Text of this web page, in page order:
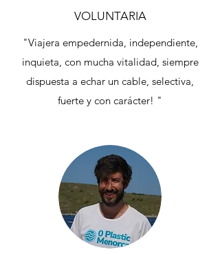
VOLUNTARIA
"Viajera empedernida, independiente,
inquieta, con mucha vitalidad, siempre
dispuesta a echar un cable, selectiva,
fuerte y con carácter! "